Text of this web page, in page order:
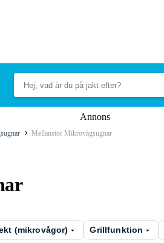
Annons
Mellanstor Mikrovågsugnar
(mikrovågor) Grillfunktion